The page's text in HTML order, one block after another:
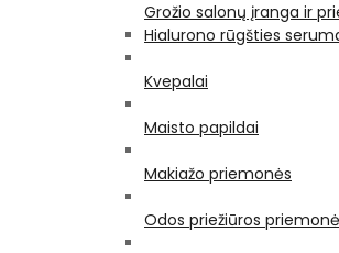
Grožio salonų įranga ir
Hialurono rūgšties
Kvepalai
Maisto papildai
Makiažo priemonės
Odos priežiūros